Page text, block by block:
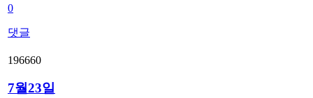
0
댓글
196660
7월23일